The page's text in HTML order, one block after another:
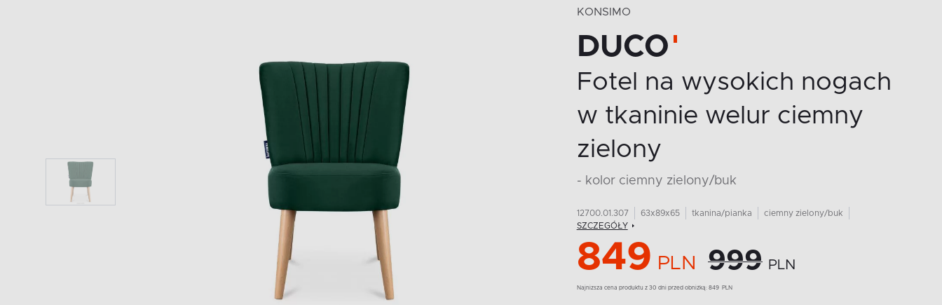
KONSIMO
DUCO
Fotel na wysokich nogach
w tkaninie welur ciemny
zielony
- kolor ciemny zielony/buk
12700.01.307 63x89x65 tkanina/pianka
ciemny zielony/buk
SZCZEGÓŁY
849 PLN 999 PLN
Najnizsza cena produktu z 30 dni przed obniżką: 849 PLN